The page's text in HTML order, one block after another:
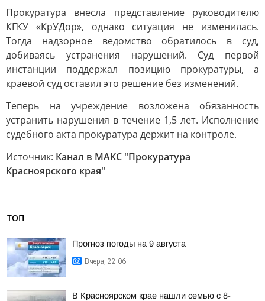
Прокуратура внесла представление руководителю
КГКУ «КрУДор», однако ситуация не изменилась.
Тогда надзорное ведомство обратилось в суд,
добиваясь устранения нарушений. Суд первой
инстанции поддержал позицию прокуратуры, а
краевой суд оставил это решение без изменений.
Теперь на учреждение возложена обязанность
устранить нарушения в течение 1,5 лет. Исполнение
судебного акта прокуратура держит на контроле.
Источник: Канал в МАКС "Прокуратура
Красноярского края"
ТОП
Прогноз погоды на 9 августа
Вчера, 22:06
В Красноярском крае нашли семью с 8-